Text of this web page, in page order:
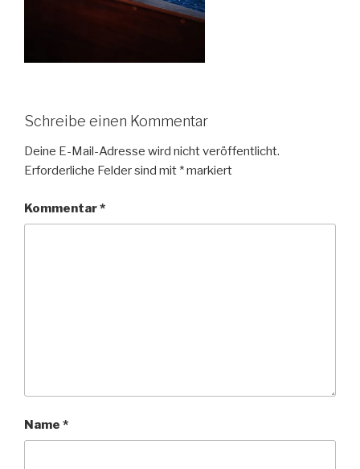
Schreibe einen Kommentar
Deine E-Mail-Adresse wird nicht veröffentlicht.
Erforderliche Felder sind mit *markiert
Kommentar*
Name *